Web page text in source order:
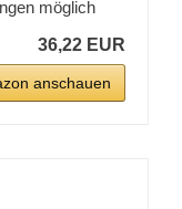
möglich
36,22 EUR
anschauen